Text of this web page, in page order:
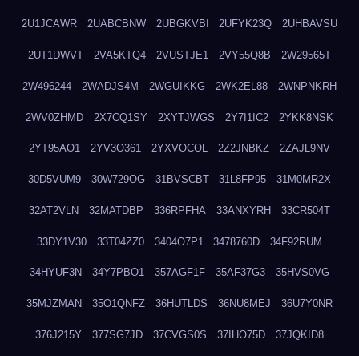
2U1JCAWR 2UABCBNW 2UBGKVBI 2UFYK23Q 2UHBAVSU
2UT1DWVT 2VA5KTQ4 2VUSTJE1 2VY55Q8B 2W29565T
2W496244 2WADJS4M 2WGUIKKG 2WK2EL88 2WNPNKRH
2WV0ZHMD 2X7CQ1SY 2XYTJWGS 2Y7I1IC2 2YKK8NSK
2YT95AO1 2YV3O361 2YXVOCOL 2Z2JNBKZ 2ZAJL9NV
30D5VUM9 30W729OG 31BVSCBT 31L8FP95 31M0MR2X
32AT2VLN 32MATDBP 336RPFHA 33ANXYRH 33CR504T
33DY1V30 33T04ZZ0 3404O7P1 3478760D 34F92RUM
34HYUF3N 34Y7PBO1 357AGF1F 35AF37G3 35HVS0VG
35MJZMAN 35O1QNFZ 36HUTLDS 36NU8MEJ 36U7Y0NR
376J215Y 377SG7JD 37CVGS0S 37IHO75D 37JQKID8